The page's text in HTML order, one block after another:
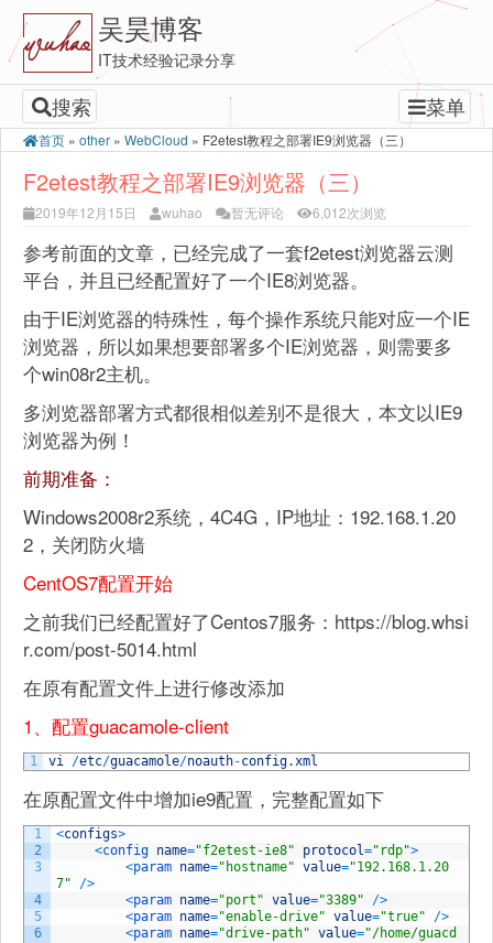
吴昊博客
IT技术经验记录分享
搜索 菜单
首页 » other » WebCloud » F2etest教程之部署IE9浏览器（三）
F2etest教程之部署IE9浏览器（三）
2019年12月15日 wuhao 暂无评论 6,012次浏览
参考前面的文章，已经完成了一套f2etest浏览器云测
平台，并且已经配置好了一个IE8浏览器。
由于IE浏览器的特殊性，每个操作系统只能对应一个IE
浏览器，所以如果想要部署多个IE浏览器，则需要多
个win08r2主机。
多浏览器部署方式都很相似差别不是很大，本文以IE9
浏览器为例！
前期准备：
Windows2008r2系统，4C4G，IP地址：192.168.1.20
2，关闭防火墙
CentOS7配置开始
之前我们已经配置好了Centos7服务：https://blog.whsi
r.com/post-5014.html
在原有配置文件上进行修改添加
1、配置guacamole-client
1 vi /etc/guacamole/noauth-config.xml
在原配置文件中增加ie9配置，完整配置如下
1
2
3
4
5
6
<configs>
<config name="f2etest-ie8" protocol="rdp">
<param name="hostname" value="192.168.1.20
7"
/>
<param name="port" value="3389" />
<param name="enable-drive" value="true" />
<param name="drive-path" value="/home/guacd